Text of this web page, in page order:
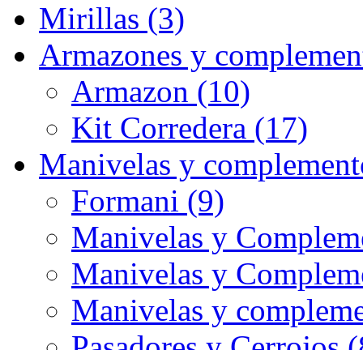
Mirillas (3)
Armazones y
Armazon (10)
Kit Corredera (17)
Manivelas y
Formani (9)
Manivelas y
Manivelas y
Manivelas y